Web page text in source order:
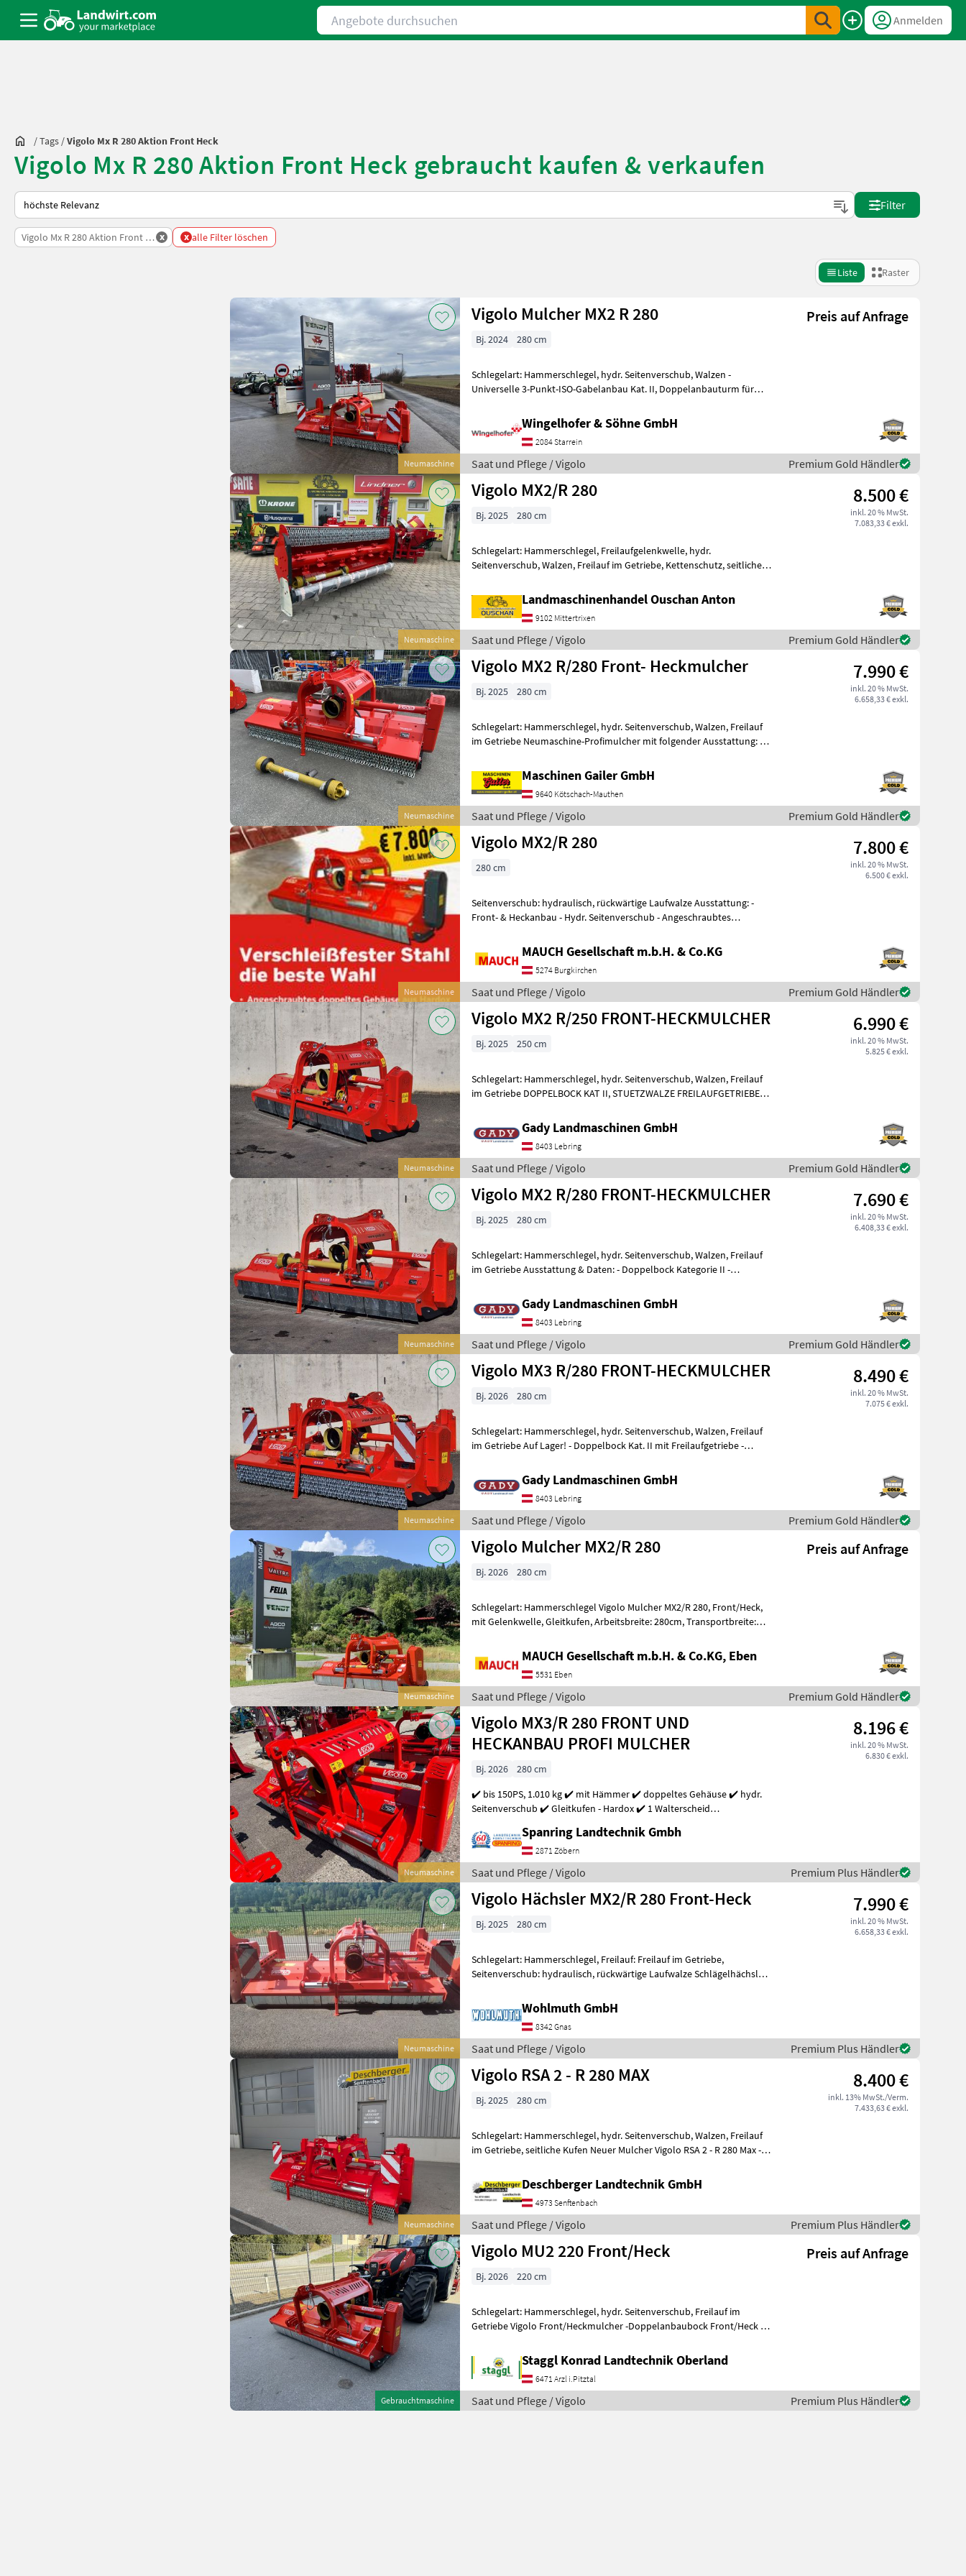
Angebote durchsuchen
Anmelden
/Tags /Vigolo Mx R 280 Aktion Front Heck
Vigolo Mx R 280 Aktion Front Heck gebraucht kaufen & verkaufen
So wird auf Landwirt.com sortiert
Filter
Vigolo Mx R 280 Aktion Front Heck
x x alle Filter löschen
Liste Raster
Neumaschine
Vigolo Mulcher MX2 R 280 Preis auf Anfrage
Bj. 2024 280 cm
Schlegelart: Hammerschlegel, hydr. Seitenverschub, Walzen -
Universelle 3-Punkt-ISO-Gabelanbau Kat. II, Doppelanbauturm für
Wingelhofer & Söhne GmbH
2084 Starrein
Saat und Pflege / Vigolo Premium Gold Händler
Neumaschine
Vigolo MX2/R 280 8.500 €
inkl. 20 % MwSt.
7.083,33 € exkl.
Bj. 2025 280 cm
Schlegelart: Hammerschlegel, Freilaufgelenkwelle, hydr.
Seitenverschub, Walzen, Freilauf im Getriebe, Kettenschutz, seitliche
Landmaschinenhandel Ouschan Anton
9102 Mittertrixen
Saat und Pflege / Vigolo Premium Gold Händler
Neumaschine
Vigolo MX2 R/280 Front- Heckmulcher 7.990 €
inkl. 20 % MwSt.
6.658,33 € exkl.
Bj. 2025 280 cm
Schlegelart: Hammerschlegel, hydr. Seitenverschub, Walzen, Freilauf
im Getriebe Neumaschine-Profimulcher mit folgender Ausstattung: *
Maschinen Gailer GmbH
9640 Kötschach-Mauthen
Saat und Pflege / Vigolo Premium Gold Händler
Neumaschine
Vigolo MX2/R 280 7.800 €
inkl. 20 % MwSt.
6.500 € exkl.
280 cm
Seitenverschub: hydraulisch, rückwärtige Laufwalze Ausstattung: -
Front- & Heckanbau - Hydr. Seitenverschub - Angeschraubtes
MAUCH Gesellschaft m.b.H. & Co.KG
5274 Burgkirchen
Saat und Pflege / Vigolo Premium Gold Händler
Neumaschine
Vigolo MX2 R/250 FRONT-HECKMULCHER 6.990 €
inkl. 20 % MwSt.
5.825 € exkl.
Bj. 2025 250 cm
Schlegelart: Hammerschlegel, hydr. Seitenverschub, Walzen, Freilauf
im Getriebe DOPPELBOCK KAT II, STUETZWALZE FREILAUFGETRIEBE
Gady Landmaschinen GmbH
8403 Lebring
Saat und Pflege / Vigolo Premium Gold Händler
Neumaschine
Vigolo MX2 R/280 FRONT-HECKMULCHER 7.690 €
inkl. 20 % MwSt.
6.408,33 € exkl.
Bj. 2025 280 cm
Schlegelart: Hammerschlegel, hydr. Seitenverschub, Walzen, Freilauf
im Getriebe Ausstattung & Daten: - Doppelbock Kategorie II -
Gady Landmaschinen GmbH
8403 Lebring
Saat und Pflege / Vigolo Premium Gold Händler
Neumaschine
Vigolo MX3 R/280 FRONT-HECKMULCHER 8.490 €
inkl. 20 % MwSt.
7.075 € exkl.
Bj. 2026 280 cm
Schlegelart: Hammerschlegel, hydr. Seitenverschub, Walzen, Freilauf
im Getriebe Auf Lager! - Doppelbock Kat. II mit Freilaufgetriebe -
Gady Landmaschinen GmbH
8403 Lebring
Saat und Pflege / Vigolo Premium Gold Händler
Neumaschine
Vigolo Mulcher MX2/R 280 Preis auf Anfrage
Bj. 2026 280 cm
Schlegelart: Hammerschlegel Vigolo Mulcher MX2/R 280, Front/Heck,
mit Gelenkwelle, Gleitkufen, Arbeitsbreite: 280cm, Transportbreite:
MAUCH Gesellschaft m.b.H. & Co.KG, Eben
5531 Eben
Saat und Pflege / Vigolo Premium Gold Händler
Neumaschine
Vigolo MX3/R 280 FRONT UND
HECKANBAU PROFI MULCHER
8.196 €
inkl. 20 % MwSt.
6.830 € exkl.
Bj. 2026
280 cm
✔️ bis 150PS, 1.010 kg ✔️ mit Hämmer ✔️ doppeltes Gehäuse ✔️ hydr.
Seitenverschub ✔️ Gleitkufen - Hardox ✔️ 1 Walterscheid
Spanring Landtechnik Gmbh
2871 Zöbern
Saat und Pflege / Vigolo Premium Plus Händler
Neumaschine
Vigolo Hächsler MX2/R 280 Front-Heck 7.990 €
inkl. 20 % MwSt.
6.658,33 € exkl.
Bj. 2025 280 cm
Schlegelart: Hammerschlegel, Freilauf: Freilauf im Getriebe,
Seitenverschub: hydraulisch, rückwärtige Laufwalze Schlägelhächsler
Wohlmuth GmbH
8342 Gnas
Saat und Pflege / Vigolo Premium Plus Händler
Neumaschine
Vigolo RSA 2 - R 280 MAX 8.400 €
inkl. 13% MwSt./Verm.
7.433,63 € exkl.
Bj. 2025 280 cm
Schlegelart: Hammerschlegel, hydr. Seitenverschub, Walzen, Freilauf
im Getriebe, seitliche Kufen Neuer Mulcher Vigolo RSA 2 - R 280 Max - 0
Deschberger Landtechnik GmbH
4973 Senftenbach
Saat und Pflege / Vigolo Premium Plus Händler
Gebrauchtmaschine
Vigolo MU2 220 Front/Heck Preis auf Anfrage
Bj. 2026 220 cm
Schlegelart: Hammerschlegel, hydr. Seitenverschub, Freilauf im
Getriebe Vigolo Front/Heckmulcher -Doppelanbaubock Front/Heck -
Staggl Konrad Landtechnik Oberland
6471 Arzl i.Pitztal
Saat und Pflege / Vigolo Premium Plus Händler